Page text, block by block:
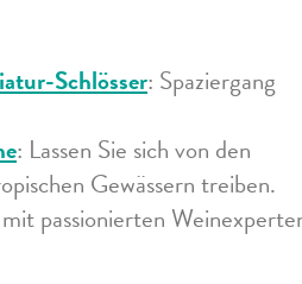
Schlösser: Spaziergang
: Lassen Sie sich von den
Gewässern treiben.
passionierten